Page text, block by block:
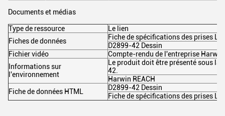
Documents et médias
Type de ressource
Le lien
Fiches de données
Fiche de spécifications des prises
D2899-42 Dessin
Fichier vidéo
Compte-rendu de l'entreprise Harwin
Informations sur
l'environnement
Le produit doit être présenté sous
42.
Harwin REACH
Fiche de données HTML
D2899-42 Dessin
Fiche de spécifications des prises